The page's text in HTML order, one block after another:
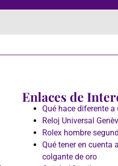
Enlaces de
Qué hace diferente a
Reloj Universal
Rolex hombre
Qué tener en cuenta
colgante de oro